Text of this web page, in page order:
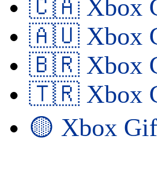
🇨🇦 Xbox
🇦🇺 Xbox
🇧🇷 Xbox
🇹🇷 Xbox
🟡 Xbox